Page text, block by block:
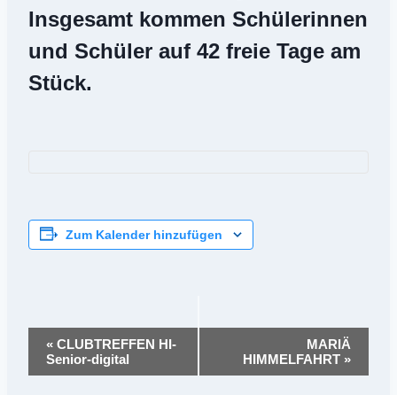
Insgesamt kommen Schülerinnen
und Schüler auf 42 freie Tage am
Stück.
Zum Kalender hinzufügen
Veranstaltung-
Navigation
« CLUBTREFFEN HI-
Senior-digital
MARIÄ
HIMMELFAHRT »